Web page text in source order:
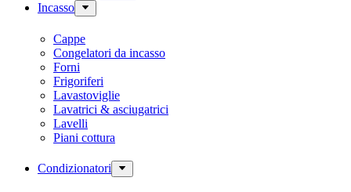
Incasso
Cappe
Congelatori da incasso
Forni
Frigoriferi
Lavastoviglie
Lavatrici & asciugatrici
Lavelli
Piani cottura
Condizionatori